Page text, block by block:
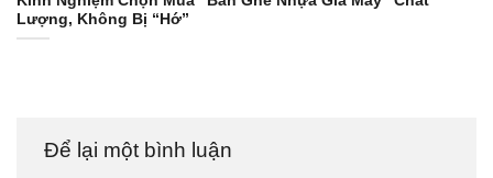
Lượng, Không Bị “Hớ”
Để lại một bình luận